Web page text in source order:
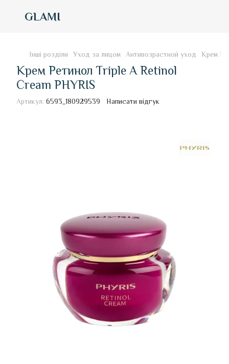
GLAMI
Інші розділи Уход за лицом Антивозрастной уход Крем
Крем Ретинол Triple A Retinol
Cream PHYRIS
Артикул: 6593_180929539 Написати відгук